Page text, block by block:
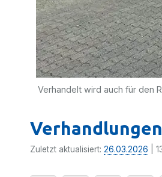
Verhandelt wird auch für den
Zuletzt aktualisiert: 26.03.2026 |